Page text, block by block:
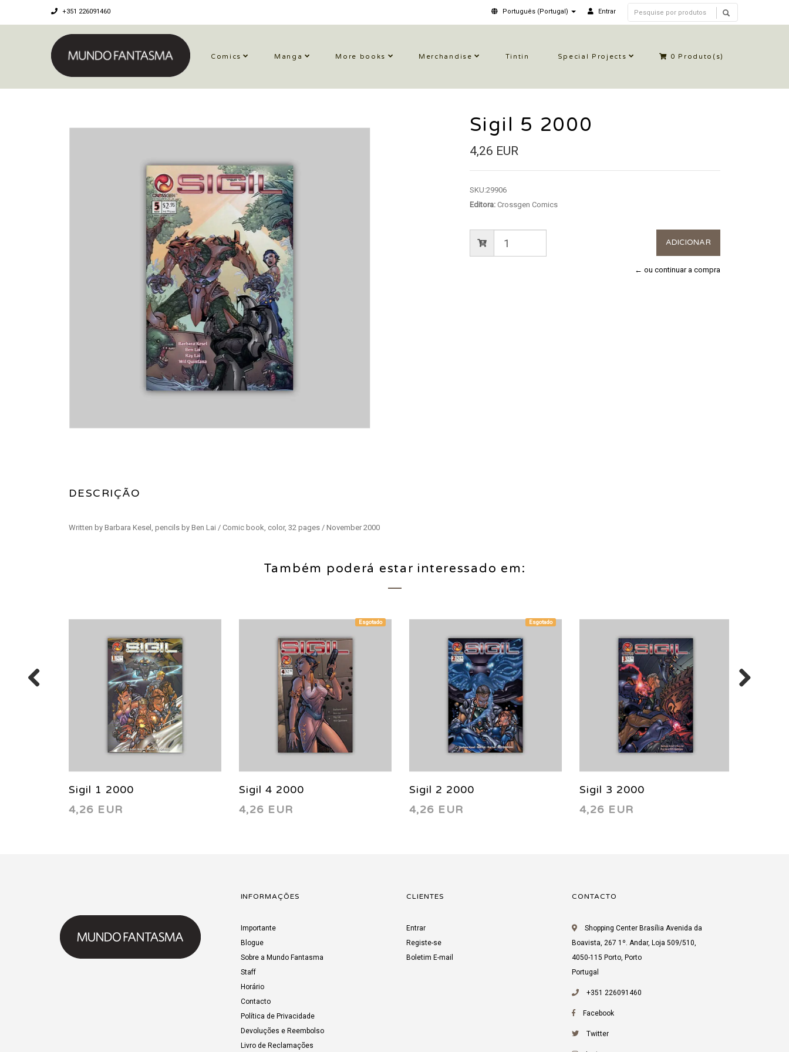
+351 226091460 Português (Portugal) Entrar
Comics Manga More books Merchandise Tintin Special Projects 0 Produto(s)
DESCRIÇÃO
Written by Barbara Kesel, pencils by Ben Lai / Comic book, color, 32 pages / November 2000
Sigil 5 2000
4,26 EUR
SKU:29906
Editora:Crossgen Comics
← ou continuar a compra
Também poderá estar interessado em:
Sigil 1 2000
4,26 EUR
Esgotado
Sigil 4 2000
4,26 EUR
Esgotado
Sigil 2 2000
4,26 EUR
Sigil 3 2000
4,26 EUR
INFORMAÇÕES
Importante
Blogue
Sobre a Mundo Fantasma
Staff
Horário
Contacto
Política de Privacidade
Devoluções e Reembolso
Livro de Reclamações
CLIENTES
Entrar
Registe-se
Boletim E-mail
CONTACTO
Shopping Center Brasília Avenida da
Boavista, 267 1º. Andar, Loja 509/510,
4050-115 Porto, Porto
Portugal
+351 226091460
Facebook
Twitter